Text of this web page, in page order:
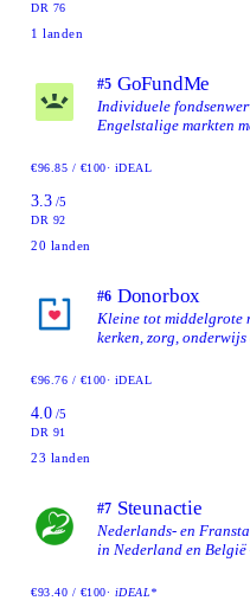
DR 76
1 landen
#5 GoFundMe
Individuele
Engelstalige markten
belangrijker is dan EU-
€96.85 / €100· iDEAL
3.3 /5
DR 92
20 landen
#6 Donorbox
Kleine tot middelgrote
kerken, zorg,
een beheerd
€96.76 / €100· iDEAL
4.0 /5
DR 91
23 landen
#7 Steunactie
Nederlands- en
in Nederland en
transparant platform
€93.40 / €100· iDEAL*